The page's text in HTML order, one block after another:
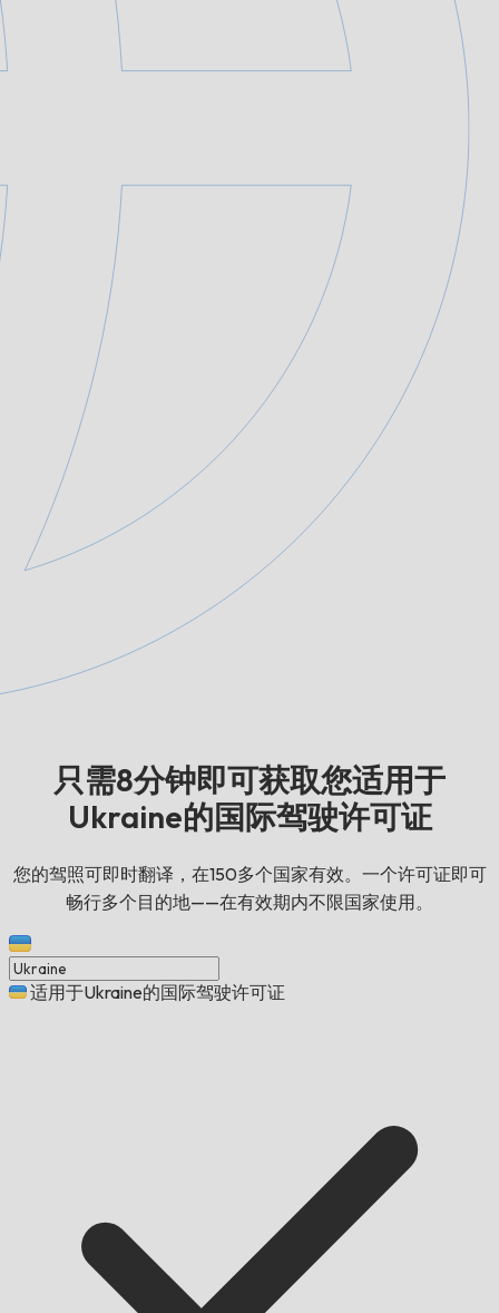
只需8分钟即可获取您适用于
Ukraine的国际驾驶许可证
您的驾照可即时翻译，在150多个国家有效。一个许可证即可
畅行多个目的地——在有效期内不限国家使用。
适用于Ukraine的国际驾驶许可证